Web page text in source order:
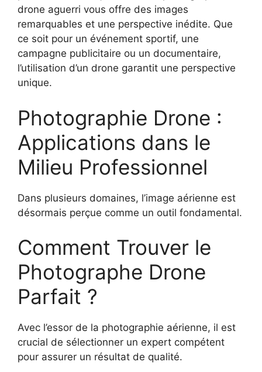
drone aguerri vous offre des images
remarquables et une perspective inédite. Que
ce soit pour un événement sportif, une
campagne publicitaire ou un documentaire,
l’utilisation d’un drone garantit une perspective
unique.
Photographie Drone :
Applications dans le
Milieu Professionnel
Dans plusieurs domaines, l’image aérienne est
désormais perçue comme un outil fondamental.
Comment Trouver le
Photographe Drone
Parfait ?
Avec l’essor de la photographie aérienne, il est
crucial de sélectionner un expert compétent
pour assurer un résultat de qualité.